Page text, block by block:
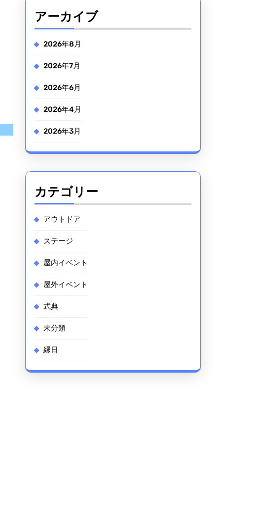
アーカイブ
2026年8月
2026年7月
2026年6月
2026年4月
2026年3月
カテゴリー
アウトドア
ステージ
屋内イベント
屋外イベント
式典
未分類
縁日